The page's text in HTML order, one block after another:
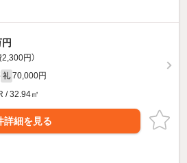
2,300円）
礼 70,000円
/ 32.94㎡
詳細を見る